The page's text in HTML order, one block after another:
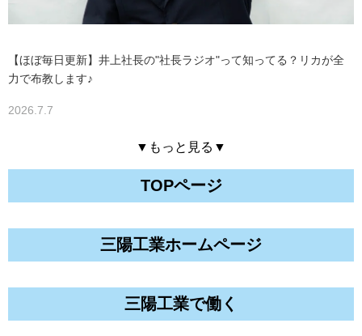
【ほぼ毎日更新】井上社長の"社長ラジオ"って知ってる？リカが全
力で布教します♪
2026.7.7
▼もっと見る▼
TOPページ
三陽工業ホームページ
三陽工業で働く